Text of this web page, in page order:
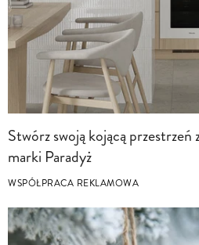
Stwórz swoją kojącą
marki Paradyż
WSPÓŁPRACA REKLAMOWA